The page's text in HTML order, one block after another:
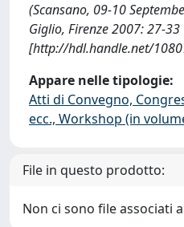
(Scansano, 09-10
Giglio, Firenze 2007: 27-33
[http://hdl.handle.net/
Appare nelle tipologie:
Atti di Convegno,
ecc., Workshop (in
File in questo prodotto:
Non ci sono file associati